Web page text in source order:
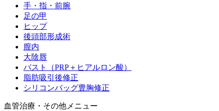
手・指・前腕
足の甲
ヒップ
後頭部形成術
膣内
大陰唇
バスト（PRP＋ヒアルロン酸）
脂肪吸引後修正
シリコンバッグ豊胸修正
血管治療・その他メニュー